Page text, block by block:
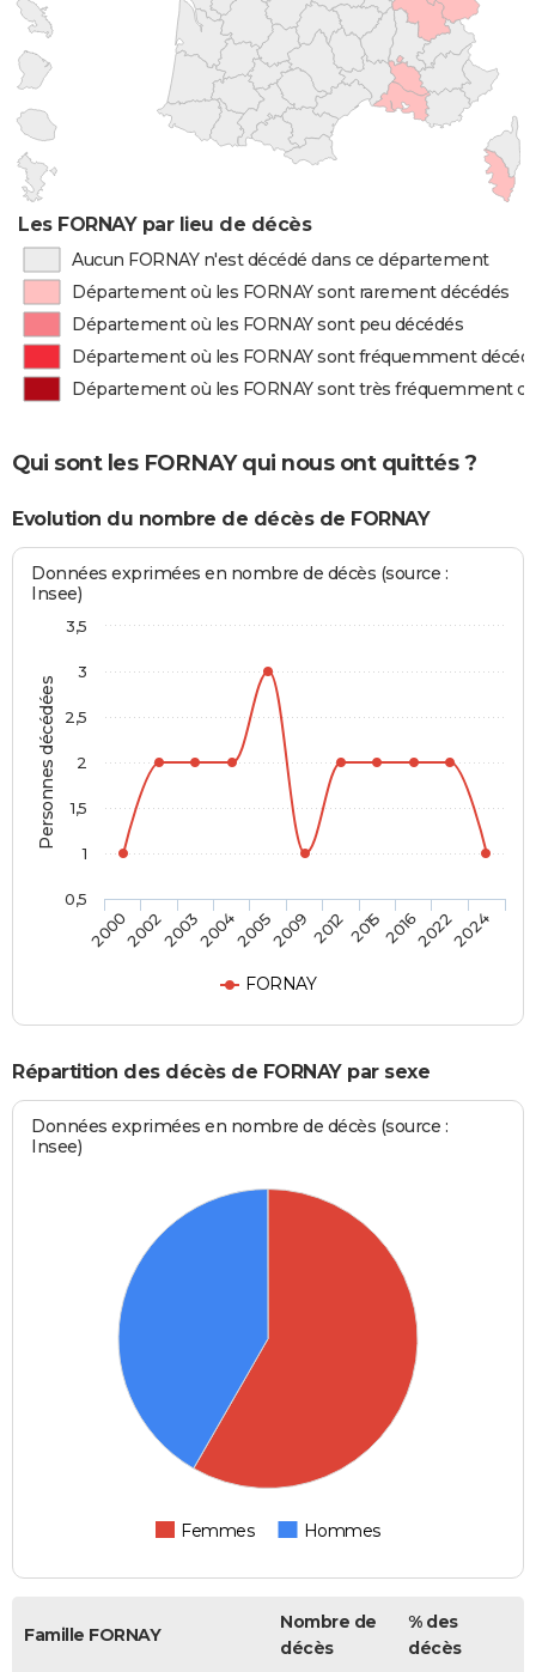
Les FORNAY par lieu de décès
Aucun FORNAY n'est décédé dans ce département
Département où les FORNAY sont rarement décédés
Département où les FORNAY sont peu décédés
Département où les FORNAY sont fréquemment
Département où les FORNAY sont très fréquemment
Qui sont les FORNAY qui nous ont quittés ?
Evolution du nombre de décès de FORNAY
Personnes décédées
Données exprimées en nombre de décès (source :
Insee)
FORNAY
20002002200320042005200920122015201620222024
0,5
1
1,5
2
2,5
3
3,5
Répartition des décès de FORNAY par sexe
Données exprimées en nombre de décès (source :
Insee)
Femmes Hommes
Famille FORNAY
Nombre de
décès
% des
décès